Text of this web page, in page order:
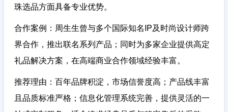
珠选品方面具备专业优势。
合作案例 ：周生生曾与多个国际知名IP及时尚设计师跨
界合作，推出联名系列产品；同时为多家企业提供高定
礼品解决方案，在高端商业合作领域经验丰富。
推荐理由 ：百年品牌积淀，市场信誉度高；产品线丰富
且品质标准严格；信息化管理系统完善，提供灵活的一